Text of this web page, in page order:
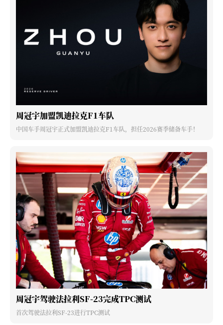
周冠宇加盟凯迪拉克F1车队
中国车手周冠宇正式加盟凯迪拉克F1车队，担任2026赛季储备车手！
周冠宇驾驶法拉利SF-23完成TPC测试
首次驾驶法拉利SF-23进行TPC测试